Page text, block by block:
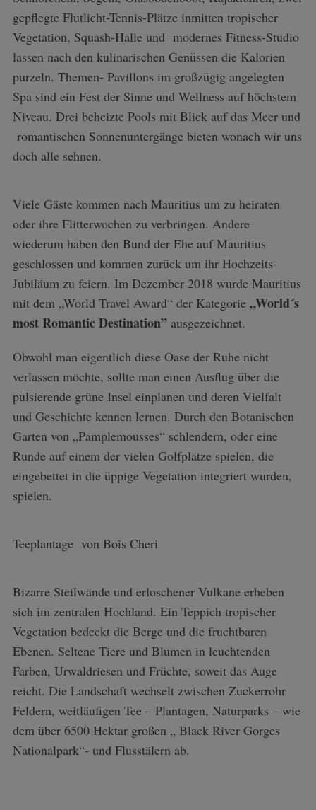
gepflegte Flutlicht-Tennis-Plätze inmitten tropischer
Vegetation, Squash-Halle und modernes Fitness-Studio
lassen nach den kulinarischen Genüssen die Kalorien
purzeln. Themen- Pavillons im großzügig angelegten
Spa sind ein Fest der Sinne und Wellness auf höchstem
Niveau. Drei beheizte Pools mit Blick auf das Meer und
romantischen Sonnenuntergänge bieten wonach wir uns
doch alle sehnen.
Viele Gäste kommen nach Mauritius um zu heiraten
oder ihre Flitterwochen zu verbringen. Andere
wiederum haben den Bund der Ehe auf Mauritius
geschlossen und kommen zurück um ihr Hochzeits-
Jubiläum zu feiern. Im Dezember 2018 wurde Mauritius
mit dem „World Travel Award“ der Kategorie „World´s
most Romantic Destination”ausgezeichnet.
Obwohl man eigentlich diese Oase der Ruhe nicht
verlassen möchte, sollte man einen Ausflug über die
pulsierende grüne Insel einplanen und deren Vielfalt
und Geschichte kennen lernen. Durch den Botanischen
Garten von „Pamplemousses“ schlendern, oder eine
Runde auf einem der vielen Golfplätze spielen, die
eingebettet in die üppige Vegetation integriert wurden,
spielen.
Teeplantage von Bois Cheri
Bizarre Steilwände und erloschener Vulkane erheben
sich im zentralen Hochland. Ein Teppich tropischer
Vegetation bedeckt die Berge und die fruchtbaren
Ebenen. Seltene Tiere und Blumen in leuchtenden
Farben, Urwaldriesen und Früchte, soweit das Auge
reicht. Die Landschaft wechselt zwischen Zuckerrohr
Feldern, weitläufigen Tee – Plantagen, Naturparks – wie
dem über 6500 Hektar großen „ Black River Gorges
Nationalpark“- und Flusstälern ab.